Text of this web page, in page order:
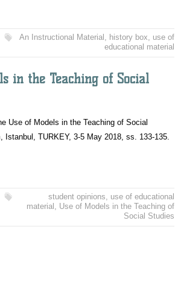
An Instructional Material , history box, use of
educational material
in the Teaching of Social
Use of Models in the Teaching of Social
TURKEY, 3-5 May 2018, ss. 133-135.
student opinions, use of educational
material , Use of Models in the Teaching of
Social Studies